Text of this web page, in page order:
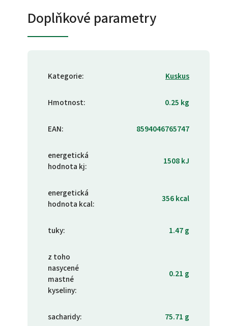
Doplňkové parametry
Kategorie: Kuskus
Hmotnost: 0.25 kg
EAN: 8594046765747
energetická
hodnota kj: 1508 kJ
energetická
hodnota kcal: 356 kcal
tuky: 1.47 g
z toho
nasycené
mastné
kyseliny:
0.21 g
sacharidy: 75.71 g